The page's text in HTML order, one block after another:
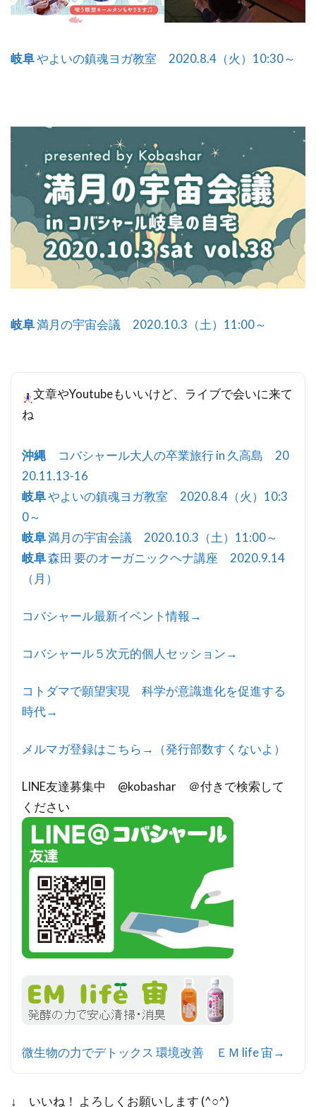
岐阜やよいの鎮魂ヨガ教室 2020.8.4（火）10:30～
岐阜満月の宇宙会議 2020.10.3（土）11:00～
文章やYoutubeもいいけど、ライブで会いに来て
ね
沖縄 コバシャール大人の卒業旅行 in 久高島 20
20.11.13-16
岐阜やよいの鎮魂ヨガ教室 2020.8.4（火）10:3
0～
岐阜満月の宇宙会議 2020.10.3（土）11:00～
岐阜森田 要のオーガニックヘナ講座 2020.9.14
（月）
コバシャール最新イベント情報→
コバシャール５次元的個人セッション→
コトダマで願望実現 科学が意識進化を促進する
時代→
メルマガ登録はこちら→（発行部数すくないよ）
LINE友達募集中 @kobashar ＠付きで検索して
ください
微生物の力でデトックス 環境改善 ＥＭ life 宙→
↓ いいね！ よろしくお願いします (^○^)